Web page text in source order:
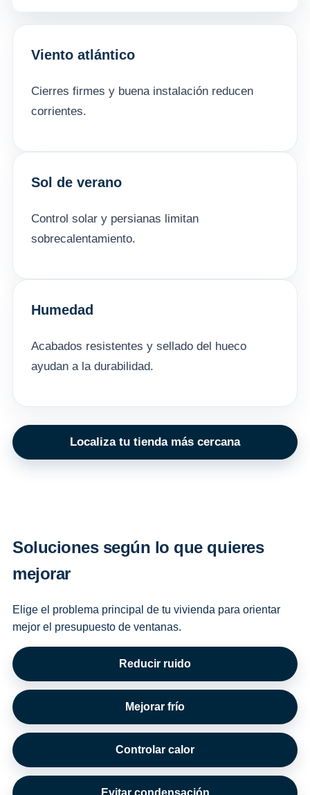
Viento atlántico
Cierres firmes y buena instalación reducen
corrientes.
Sol de verano
Control solar y persianas limitan
sobrecalentamiento.
Humedad
Acabados resistentes y sellado del hueco
ayudan a la durabilidad.
Localiza tu tienda más cercana
Soluciones según lo que quieres
mejorar
Elige el problema principal de tu vivienda para orientar
mejor el presupuesto de ventanas.
Reducir ruido
Mejorar frío
Controlar calor
Evitar condensación